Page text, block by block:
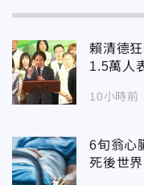
賴清德
1.5萬人
10小時前
6旬翁心
死後世